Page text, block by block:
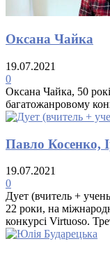
Оксана Чайка
19.07.2021
0
Оксана Чайка, 50
багатожанровому
Павло Косенко,
19.07.2021
0
Дует (вчитель +
22 роки, на
конкурсі Virtuoso.